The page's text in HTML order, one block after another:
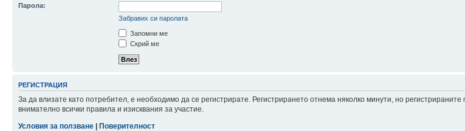
Парола:
Забравих си паролата
Запомни ме
Скрий ме
РЕГИСТРАЦИЯ
За да влизате като потребител, е необходимо да се регистрирате. Регистрирането отнема няколко минути, но
внимателно всички правила и изисквания за участие.
Условия за ползване | Поверителност